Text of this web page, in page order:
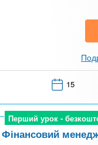
15
Перший урок -
Перший урок -
Фінансовий